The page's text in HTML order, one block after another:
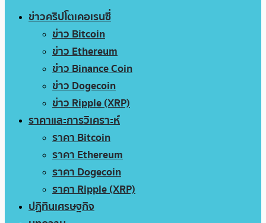
ข่าวคริปโตเคอเรนซี่
ข่าว Bitcoin
ข่าว Ethereum
ข่าว Binance Coin
ข่าว Dogecoin
ข่าว Ripple (XRP)
ราคาและการวิเคราะห์
ราคา Bitcoin
ราคา Ethereum
ราคา Dogecoin
ราคา Ripple (XRP)
ปฏิทินเศรษฐกิจ